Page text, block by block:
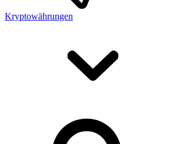
Kryptowährungen